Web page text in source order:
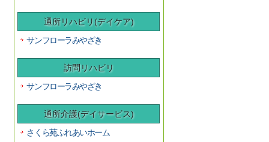
通所リハビリ(デイケア)
サンフローラみやざき
訪問リハビリ
サンフローラみやざき
通所介護(デイサービス)
さくら苑ふれあいホーム